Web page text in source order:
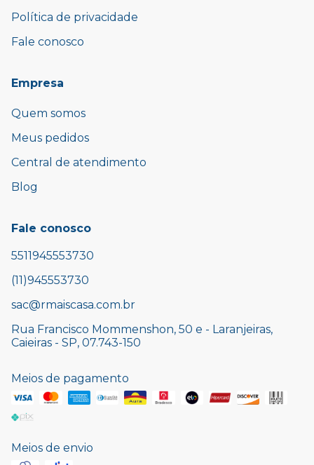
Política de privacidade
Fale conosco
Empresa
Quem somos
Meus pedidos
Central de atendimento
Blog
Fale conosco
5511945553730
(11)945553730
sac@rmaiscasa.com.br
Rua Francisco Mommenshon, 50 e - Laranjeiras,
Caieiras - SP, 07.743-150
Meios de pagamento
Meios de envio